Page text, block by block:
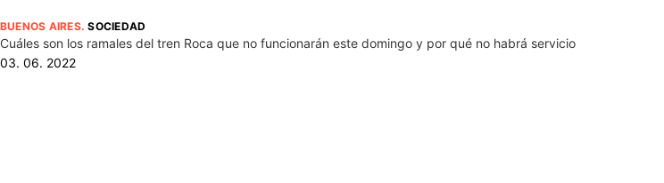
BUENOS AIRES.SOCIEDAD
Cuáles son los ramales del tren Roca que no funcionarán este domingo y por qué no habrá servicio
03. 06. 2022